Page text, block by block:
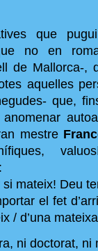
que
no en
de Mallorca-,
aquelles
que,
mestre
mateix! Deu
el fet
/ d’una
ni doctorat, ni